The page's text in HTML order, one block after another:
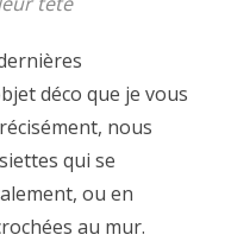
déco que je vous
nous
qui se
ou en
au mur.